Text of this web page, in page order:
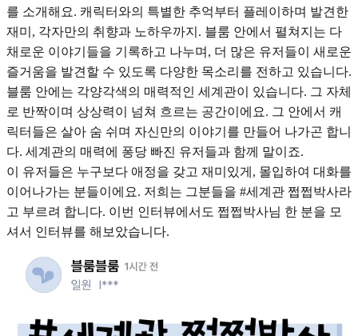
를 소개해요. 캐릭터와의 특별한 추억부터 플레이하며 발견한
재미, 각자만의 취향과 노하우까지. 블룸 안에서 펼쳐지는 다
채로운 이야기들을 기록하고 나누며, 더 많은 유저들이 새로운
즐거움을 발견할 수 있도록 다양한 목소리를 전하고 있습니다.
블룸 안에는 각양각색의 매력적인 세계관이 있습니다. 그 자체
로 반짝이며 상상력이 넘쳐 흐르는 공간이에요. 그 안에서 캐
릭터들은 살아 숨 쉬며 자신만의 이야기를 만들어 나가곤 합니
다. 세계관의 매력에 퐁당 빠진 유저들과 함께 말이죠.
이 유저들은 누구보다 애정을 갖고 재미있게, 몰입하여 대화를
이어나가는 분들이에요. 저희는 그분들을 #세계관 쩝쩝박사라
고 부르려 합니다. 이번 인터뷰에서도 쩝쩝박사님 한 분을 모
셔서 인터뷰를 해보았습니다.